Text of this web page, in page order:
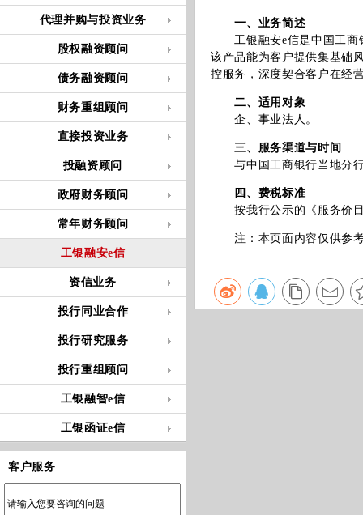
代理并购与投资业务
股权融资顾问
债务融资顾问
财务重组顾问
直接投资业务
投融资顾问
政府财务顾问
常年财务顾问
工银融安e信
资信业务
投行同业合作
投行研究服务
投行重组顾问
工银融智e信
工银函证e信
客户服务
一、业务简述
工银融安e信是中国工商
该产品能为客户提供集基础
控服务，深度契合客户在经
二、适用对象
企、事业法人。
三、服务渠道与时间
与中国工商银行当地分行
四、费税标准
按我行公示的《服务价目
注：本页面内容仅供参考